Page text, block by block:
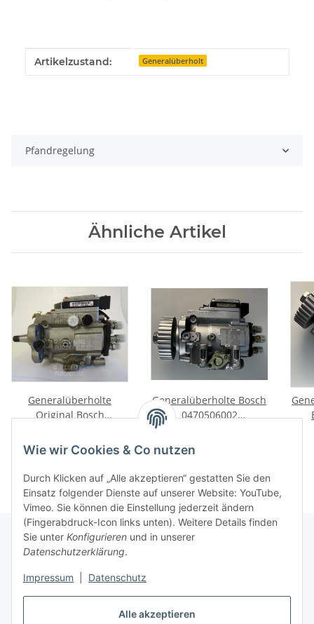
Alle akzeptieren
Wie wir Cookies & Co nutzen
Durch Klicken auf „Alle akzeptieren“ gestatten Sie den
Einsatz folgender Dienste auf unserer Website: YouTube,
Vimeo. Sie können die Einstellung jederzeit ändern
(Fingerabdruck-Icon links unten). Weitere Details finden
Sie unter Konfigurieren und in unserer
Datenschutzerklärung.
Impressum Datenschutz
Produkteigenschaft
Wert
Artikelzustand: Generalüberholt
Pfandregelung
Ähnliche Artikel
Generalüberholte
Original Bosch
0470004005 für MG 2.0
TD Rover 2.0 iDT
Generalüberholte Bosch
0470506002
Einspritzpumpe für
AUDI - A4, A6, A8 2.5TDI
Quattro